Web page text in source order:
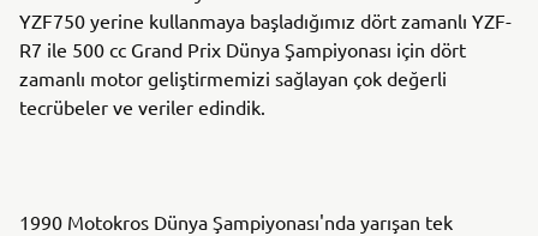
YZF750 yerine kullanmaya başladığımız dört zamanlı YZF-
R7 ile 500 cc Grand Prix Dünya Şampiyonası için dört
zamanlı motor geliştirmemizi sağlayan çok değerli
tecrübeler ve veriler edindik.
1990 Motokros Dünya Şampiyonası'nda yarışan tek